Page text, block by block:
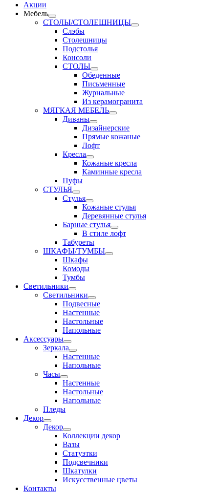
Акции
Мебель
СТОЛЫ/СТОЛЕШНИЦЫ
Слэбы
Столешницы
Подстолья
Консоли
СТОЛЫ
Обеденные
Письменные
Журнальные
Из керамогранита
МЯГКАЯ МЕБЕЛЬ
Диваны
Дизайнерские
Прямые кожаные
Лофт
Кресла
Кожаные кресла
Каминные кресла
Пуфы
СТУЛЬЯ
Стулья
Кожаные стулья
Деревянные стулья
Барные стулья
В стиле лофт
Табуреты
ШКАФЫ/ТУМБЫ
Шкафы
Комоды
Тумбы
Светильники
Светильники
Подвесные
Настенные
Настольные
Напольные
Аксессуары
Зеркала
Настенные
Напольные
Часы
Настенные
Настольные
Напольные
Пледы
Декор
Декор
Коллекции декор
Вазы
Статуэтки
Подсвечники
Шкатулки
Искусственные цветы
Контакты